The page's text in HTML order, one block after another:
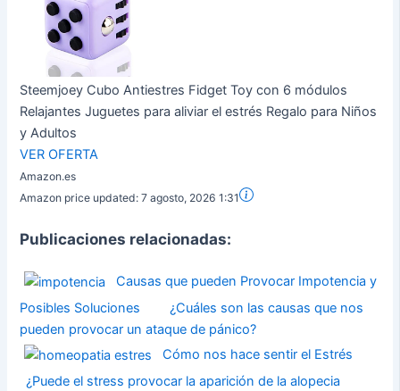
Steemjoey Cubo Antiestres Fidget Toy con 6 módulos
Relajantes Juguetes para aliviar el estrés Regalo para Niños
y Adultos
VER OFERTA
Amazon.es
Amazon price updated:7 agosto, 2026 1:31
Publicaciones relacionadas:
Causas que pueden Provocar Impotencia y
Posibles Soluciones
¿Cuáles son las causas que nos
pueden provocar un ataque de pánico?
Cómo nos hace sentir el Estrés
¿Puede el stress provocar la aparición de la alopecia